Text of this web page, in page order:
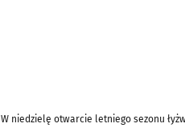
W niedzielę otwarcie letniego sezonu